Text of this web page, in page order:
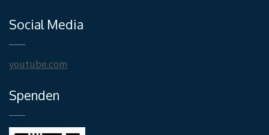
Social Media
youtube.com
Spenden